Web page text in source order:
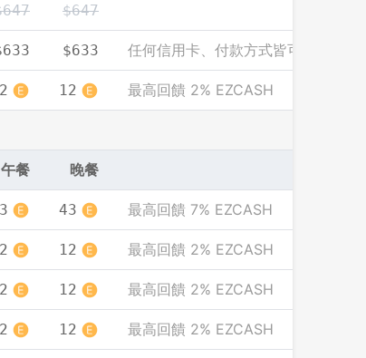
$647
$633 任何信用卡、付款方式皆可享此優惠價
12 最高回饋 2% EZCASH
午餐 晚餐
43 最高回饋 7% EZCASH
12 最高回饋 2% EZCASH
12 最高回饋 2% EZCASH
12 最高回饋 2% EZCASH